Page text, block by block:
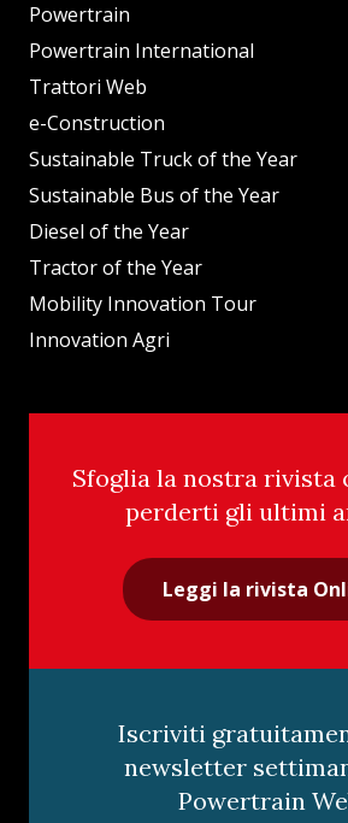
Powertrain
Powertrain International
Trattori Web
e-Construction
Sustainable Truck of the Year
Sustainable Bus of the Year
Diesel of the Year
Tractor of the Year
Mobility Innovation Tour
Innovation Agri
Sfoglia la nostra rivista
perderti gli ultimi
Leggi la rivista
Iscriviti
newsletter
Powertrain